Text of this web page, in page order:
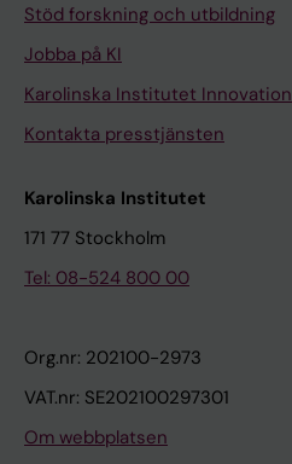
Stöd forskning och utbildning
Jobba på KI
Karolinska Institutet Innovation
Kontakta presstjänsten
Karolinska Institutet
171 77 Stockholm
Tel: 08-524 800 00
Org.nr: 202100-2973
VAT.nr: SE202100297301
Om webbplatsen